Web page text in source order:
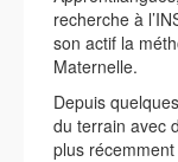
recherche à
son actif la
Maternelle.
Depuis
du terrain avec
plus